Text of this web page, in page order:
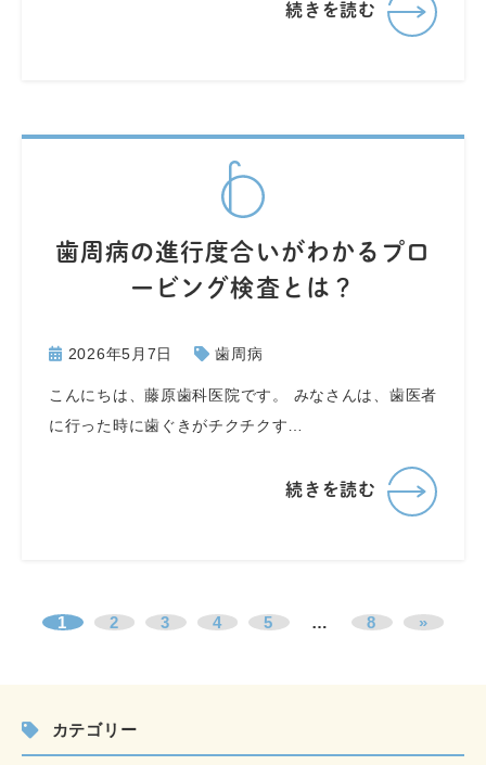
続きを読む
歯周病の進行度合いがわかるプロ
ービング検査とは？
2026年5月7日 歯周病
こんにちは、藤原歯科医院です。 みなさんは、歯医者
に行った時に歯ぐきがチクチクす…
続きを読む
1 2 3 4 5 … 8 »
カテゴリー